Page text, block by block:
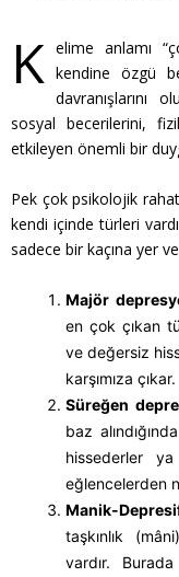
K elime anlamı
kendine özgü
davranışlarını
sosyal becerilerini,
etkileyen önemli bir
Pek çok psikolojik
kendi içinde türleri
sadece bir kaçına yer
Majör
en çok çıkan
ve değersiz
karşımıza çıkar.
Süreğen
baz
hissederler
eğlencelerden
Manik-
taşkınlık
vardır.